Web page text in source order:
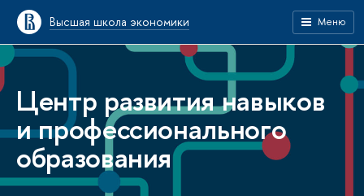
Высшая школа экономики Меню
Центр развития навыков
и профессионального
образования